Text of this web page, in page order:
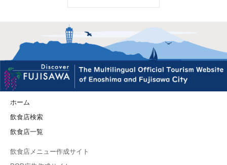
ホーム
飲食店検索
飲食店一覧
飲食店メニュー作成サイト